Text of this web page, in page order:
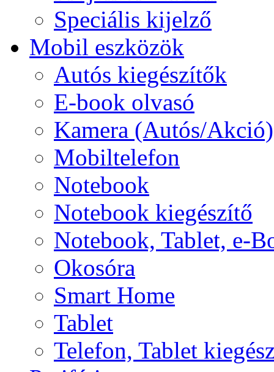
Speciális kijelző
Mobil eszközök
Autós kiegészítők
E-book olvasó
Kamera (Autós/Akció)
Mobiltelefon
Notebook
Notebook kiegészítő
Notebook, Tablet, e-
Okosóra
Smart Home
Tablet
Telefon, Tablet